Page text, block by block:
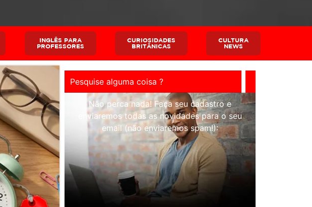
INGLÊS PARA
PROFESSORES
CURIOSIDADES
BRITÂNICAS
CULTURA
NEWS
Não perca nada! Faça seu cadastro e
enviaremos todas as novidades para o seu
email (não enviaremos spam!):